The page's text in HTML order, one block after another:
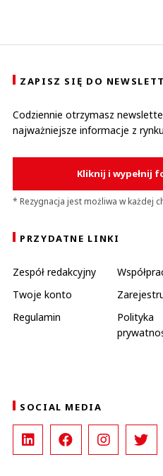
ZAPISZ SIĘ DO
Codziennie otrzymasz
najważniejsze informacje z
Kliknij i wypełnij
* Rezygnacja jest możliwa w każdej
PRZYDATNE LINKI
Zespół redakcyjny
Twoje konto
Regulamin
Polityka
SOCIAL MEDIA